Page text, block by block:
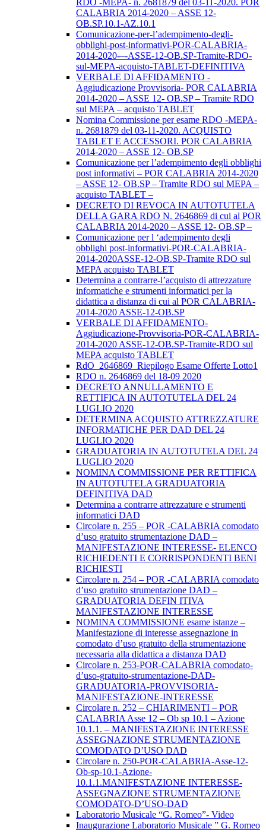
RDO -MEPA- n. 2681879 del 03-11-2020. POR
CALABRIA 2014-2020 – ASSE 12-
OB.SP.10.1-AZ.10.1
Comunicazione-per-l’adempimento-degli-
obblighi-post-informativi-POR-CALABRIA-
2014-2020-–-ASSE-12-OB.SP-Tramite-RDO-
sul-MEPA-acquisto-TABLET-DEFINITIVA
VERBALE DI AFFIDAMENTO -
Aggiudicazione Provvisoria- POR CALABRIA
2014-2020 – ASSE 12- OB.SP – Tramite RDO
sul MEPA – acquisto TABLET
Nomina Commissione per esame RDO -MEPA-
n. 2681879 del 03-11-2020. ACQUISTO
TABLET E ACCESSORI. POR CALABRIA
2014-2020 – ASSE 12- OB.SP
Comunicazione per l’adempimento degli obblighi
post informativi – POR CALABRIA 2014-2020
– ASSE 12- OB.SP – Tramite RDO sul MEPA –
acquisto TABLET –
DECRETO DI REVOCA IN AUTOTUTELA
DELLA GARA RDO N. 2646869 di cui al POR
CALABRIA 2014-2020 – ASSE 12- OB.SP –
Comunicazione per l ‘adempimento degli
obblighi post-informativi-POR-CALABRIA-
2014-2020ASSE-12-OB.SP-Tramite RDO sul
MEPA acquisto TABLET
Determina a contrarre-l’acquisto di attrezzature
informatiche e strumenti informatici per la
didattica a distanza di cui al POR CALABRIA-
2014-2020 ASSE-12-OB.SP
VERBALE DI AFFIDAMENTO-
Aggiudicazione-Provvisoria-POR-CALABRIA-
2014-2020 ASSE-12-OB.SP-Tramite-RDO sul
MEPA acquisto TABLET
RdO_2646869_Riepilogo Esame Offerte Lotto1
RDO n. 2646869 del 18-09 2020
DECRETO ANNULLAMENTO E
RETTIFICA IN AUTOTUTELA DEL 24
LUGLIO 2020
DETERMINA ACQUISTO ATTREZZATURE
INFORMATICHE PER DAD DEL 24
LUGLIO 2020
GRADUATORIA IN AUTOTUTELA DEL 24
LUGLIO 2020
NOMINA COMMISSIONE PER RETTIFICA
IN AUTOTUTELA GRADUATORIA
DEFINITIVA DAD
Determina a contrarre attrezzature e strumenti
informatici DAD
Circolare n. 255 – POR -CALABRIA comodato
d’uso gratuito strumentazione DAD –
MANIFESTAZIONE INTERESSE- ELENCO
RICHIEDENTI E CORRISPONDENTI BENI
RICHIESTI
Circolare n. 254 – POR -CALABRIA comodato
d’uso gratuito strumentazione DAD –
GRADUATORIA DEFIN ITIVA
MANIFESTAZIONE INTERESSE
NOMINA COMMISSIONE esame istanze –
Manifestazione di interesse assegnazione in
comodato d’uso gratuito della strumentazione
necessaria alla didattica a distanza DAD
Circolare n. 253-POR-CALABRIA comodato-
d’uso-gratuito-strumentazione-DAD-
GRADUATORIA-PROVVISORIA-
MANIFESTAZIONE-INTERESSE
Circolare n. 252 – CHIARIMENTI – POR
CALABRIA Asse 12 – Ob sp 10.1 – Azione
10.1.1. – MANIFESTAZIONE INTERESSE
ASSEGNAZIONE STRUMENTAZIONE
COMODATO D’USO DAD
Circolare n. 250-POR-CALABRIA-Asse-12-
Ob-sp-10.1-Azione-
10.1.1.MANIFESTAZIONE INTERESSE-
ASSEGNAZIONE STRUMENTAZIONE
COMODATO-D’USO-DAD
Laboratorio Musicale “G. Romeo”- Video
Inaugurazione Laboratorio Musicale ” G. Romeo